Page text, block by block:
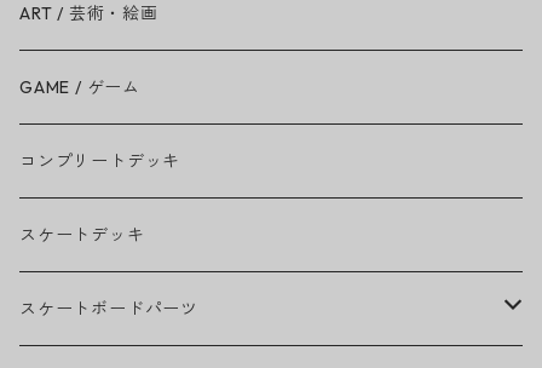
BAD RELIGION
BEASTIE BOYS
THE BEATLES
BILLIE EILISH
BOB MARLEY
ART / 芸術・絵画
GAME / ゲーム
コンプリートデッキ
スケートデッキ
スケートボードパーツ